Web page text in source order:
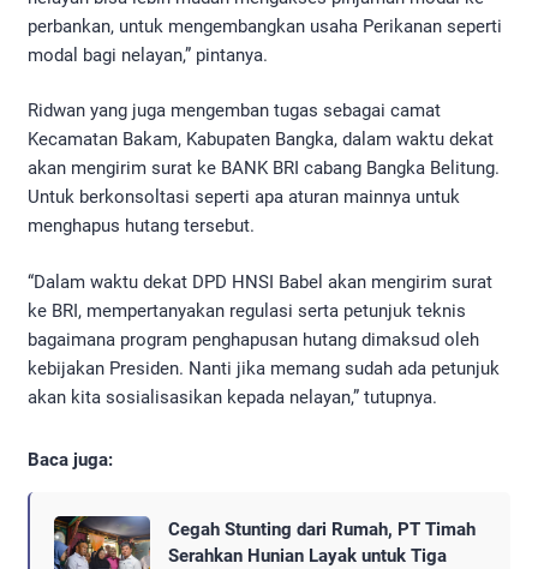
perbankan, untuk mengembangkan usaha Perikanan seperti
modal bagi nelayan,” pintanya.
Ridwan yang juga mengemban tugas sebagai camat
Kecamatan Bakam, Kabupaten Bangka, dalam waktu dekat
akan mengirim surat ke BANK BRI cabang Bangka Belitung.
Untuk berkonsoltasi seperti apa aturan mainnya untuk
menghapus hutang tersebut.
“Dalam waktu dekat DPD HNSI Babel akan mengirim surat
ke BRI, mempertanyakan regulasi serta petunjuk teknis
bagaimana program penghapusan hutang dimaksud oleh
kebijakan Presiden. Nanti jika memang sudah ada petunjuk
akan kita sosialisasikan kepada nelayan,” tutupnya.
Baca juga:
Cegah Stunting dari Rumah, PT Timah
Serahkan Hunian Layak untuk Tiga